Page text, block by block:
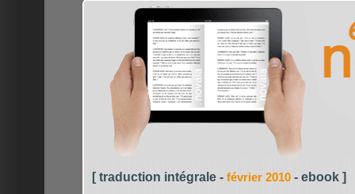
[ traduction intégrale - février 2010 - ebook ]